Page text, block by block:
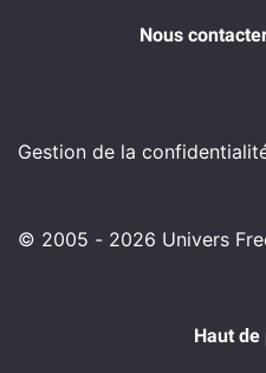
Nous
Gestion de la
© 2005 - 2026 Univers
Haut de